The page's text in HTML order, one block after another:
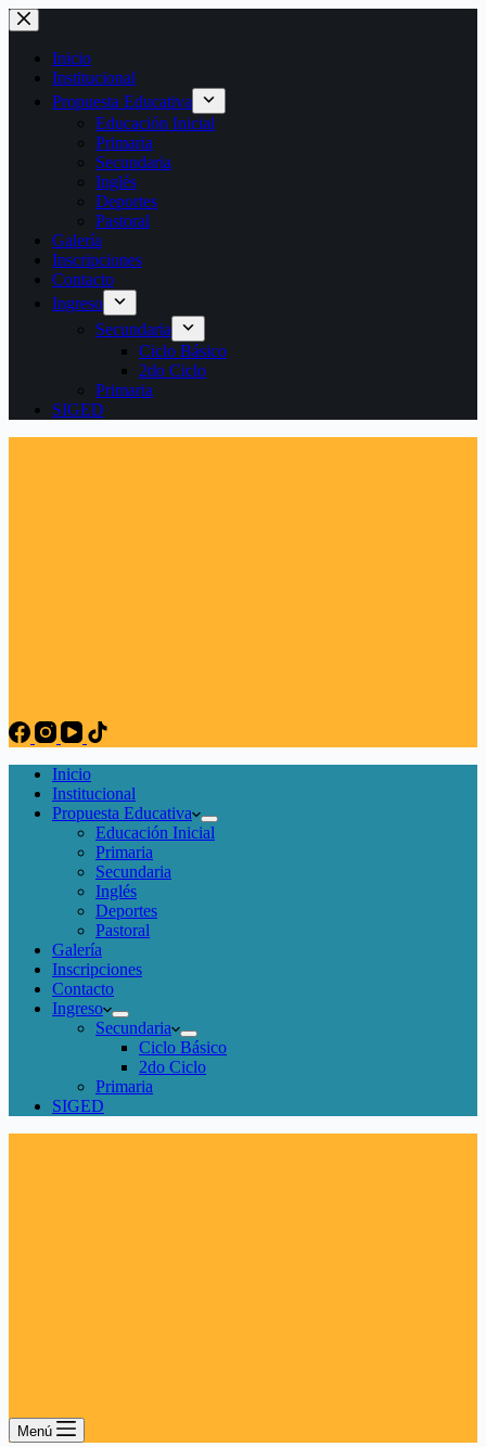
Saltar
al
contenido
Inicio
Institucional
Propuesta Educativa
Educación Inicial
Primaria
Secundaria
Inglés
Deportes
Pastoral
Galería
Inscripciones
Contacto
Ingreso
Secundaria
Ciclo Básico
2do Ciclo
Primaria
SIGED
Inicio
Institucional
Propuesta Educativa
Educación Inicial
Primaria
Secundaria
Inglés
Deportes
Pastoral
Galería
Inscripciones
Contacto
Ingreso
Secundaria
Ciclo Básico
2do Ciclo
Primaria
SIGED
Menú